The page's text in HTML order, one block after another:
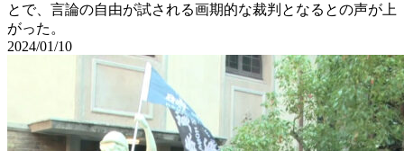
とで、言論の自由が試される画期的な裁判となるとの声が上
がった。
2024/01/10